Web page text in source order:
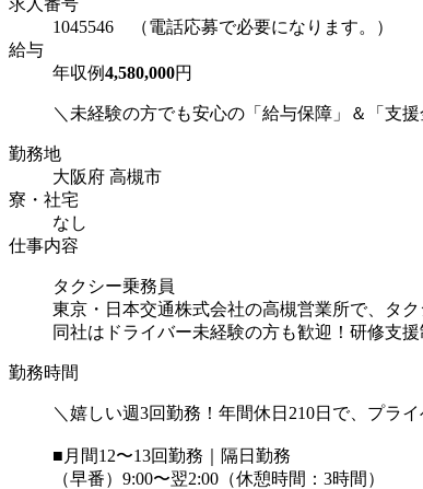
1045546 （電話応募で必要になります。）
給与
年収例4,580,000円
＼未経験の方でも安心の「給与保障」＆「支
勤務地
大阪府 高槻市
寮・社宅
なし
仕事内容
タクシー乗務員
東京・日本交通株式会社の高槻営業所で、タ
同社はドライバー未経験の方も歓迎！研修支
勤務時間
＼嬉しい週3回勤務！年間休日210日で、プラ
■月間12〜13回勤務｜隔日勤務
（早番）9:00〜翌2:00（休憩時間：3時間）